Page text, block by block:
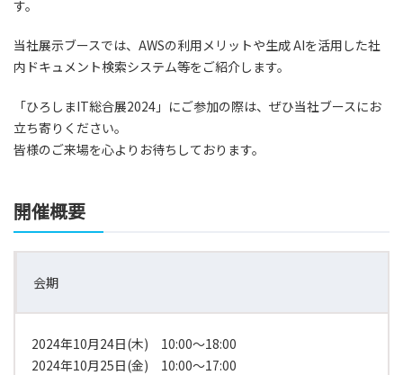
す。
当社展示ブースでは、AWSの利用メリットや生成 AIを活用した社
内ドキュメント検索システム等をご紹介します。
「ひろしまIT総合展2024」にご参加の際は、ぜひ当社ブースにお
立ち寄りください。
皆様のご来場を心よりお待ちしております。
開催概要
会期
2024年10月24日(木) 10:00～18:00
2024年10月25日(金) 10:00～17:00